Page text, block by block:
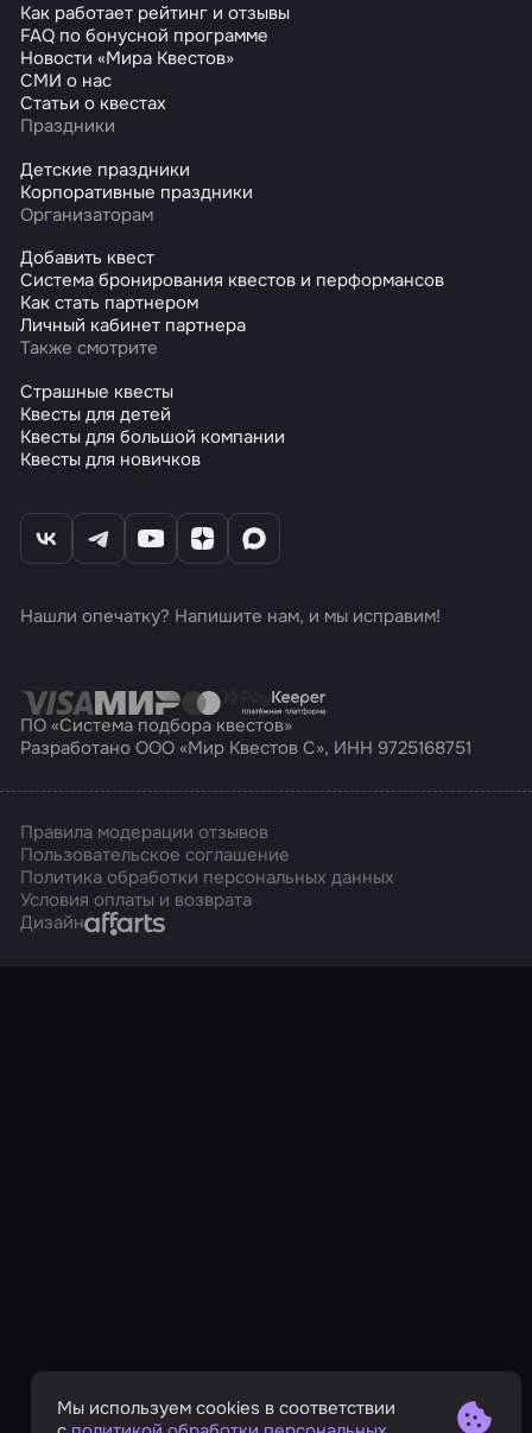
Как работает рейтинг и отзывы
FAQ по бонусной программе
Новости «Мира Квестов»
СМИ о нас
Статьи о квестах
Праздники
Детские праздники
Корпоративные праздники
Организаторам
Добавить квест
Система бронирования квестов и перформансов
Как стать партнером
Личный кабинет партнера
Также смотрите
Страшные квесты
Квесты для детей
Квесты для большой компании
Квесты для новичков
Нашли опечатку? Напишите нам, и мы исправим!
ПО «Система подбора квестов»
Разработано ООО «Мир Квестов С», ИНН 9725168751
Правила модерации отзывов
Пользовательское соглашение
Политика обработки персональных данных
Условия оплаты и возврата
ДизайнAffarts
Мы используем cookies в соответствии